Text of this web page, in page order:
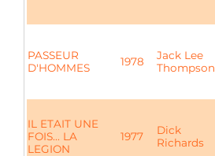
PASSEUR
D'HOMMES
1978
Jack Lee
Thompson
IL ETAIT UNE
FOIS... LA
LEGION
1977
Dick
Richards